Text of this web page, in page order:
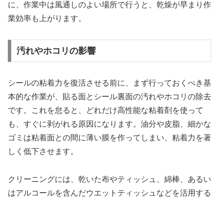
に、作業中は風通しのよい場所で行うと、乾燥が早まり作
業効率も上がります。
汚れやホコリの影響
シールの粘着力を復活させる前に、まず行っておくべき基
本的な作業が、貼る面とシール裏面の汚れやホコリの除去
です。これを怠ると、どれだけ高性能な粘着剤を使って
も、すぐに剥がれる原因になります。油分や皮脂、細かな
ゴミは粘着面との間に薄い膜を作ってしまい、粘着力を著
しく低下させます。
クリーニングには、乾いた布やティッシュ、綿棒、あるい
はアルコールを含んだウエットティッシュなどを活用する